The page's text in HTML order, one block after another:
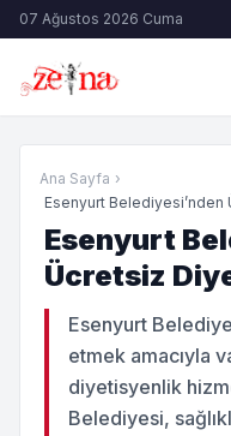
07 Ağustos 2026 Cuma
Ana Sayfa ›
Esenyurt
Esenyurt
Ücretsiz
Esenyurt
etmek amacıyla
diyetisyenlik
Belediyesi,